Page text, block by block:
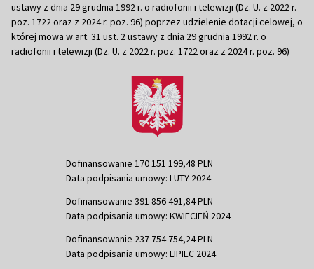
ustawy z dnia 29 grudnia 1992 r. o radiofonii i telewizji (Dz. U. z 2022 r.
poz. 1722 oraz z 2024 r. poz. 96) poprzez udzielenie dotacji celowej, o
której mowa w art. 31 ust. 2 ustawy z dnia 29 grudnia 1992 r. o
radiofonii i telewizji (Dz. U. z 2022 r. poz. 1722 oraz z 2024 r. poz. 96)
Dofinansowanie 170 151 199,48 PLN
Data podpisania umowy: LUTY 2024
Dofinansowanie 391 856 491,84 PLN
Data podpisania umowy: KWIECIEŃ 2024
Dofinansowanie 237 754 754,24 PLN
Data podpisania umowy: LIPIEC 2024